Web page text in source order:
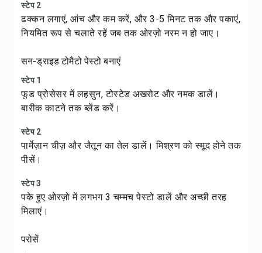
स्टेप 2
ढक्कन लगाएं, आंच और कम करें, और 3-5 मिनट तक और पकाएं,
नियमित रूप से चलाते रहें जब तक ओरज़ो नरम न हो जाए।
सन-ड्राइड टोमैटो पेस्टो बनाएं
स्टेप 1
फूड प्रोसेसर में लहसुन, टोस्टेड अखरोट और नमक डालें।
बारीक काटने तक ब्लेंड करें।
स्टेप 2
पार्मेज़ान चीज़ और जैतून का तेल डालें। मिश्रण को स्मूद होने तक
पीसें।
स्टेप 3
पके हुए ओरज़ो में लगभग 3 चम्मच पेस्टो डालें और अच्छी तरह
मिलाएं।
परोसें